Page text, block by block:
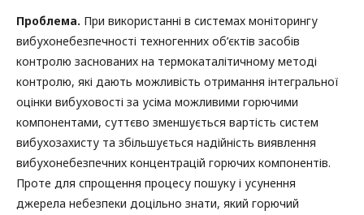
Проблема. При використанні в системах моніторингу
вибухонебезпечності техногенних об’єктів засобів
контролю заснованих на термокаталітичному методі
контролю, які дають можливість отримання інтегральної
оцінки вибуховості за усіма можливими горючими
компонентами, суттєво зменшується вартість систем
вибухозахисту та збільшується надійність виявлення
вибухонебезпечних концентрацій горючих компонентів.
Проте для спрощення процесу пошуку і усунення
джерела небезпеки доцільно знати, який горючий